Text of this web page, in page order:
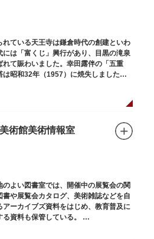
ている天王寺は鎌倉時代の創建といわ
は「富くじ」興行があり、目黒の滝泉
て賑わいました。幸田露伴の「五重
昭和32年（1957）に焼失しました
います。
術館美術情報室
よい図書室では、開催中の展覧会の関
や展覧会カタログ、美術雑誌などを自
ーカイブズ資料をはじめ、教育普及に
資料も保管している。